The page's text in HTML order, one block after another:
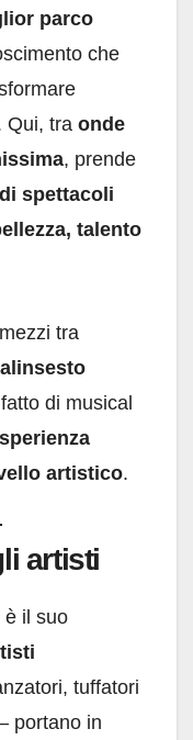
parco
che
Qui, tra onde
, prende
spettacoli
talento
tra
di musical
artistico.
artisti
è il suo
tuffatori
portano in